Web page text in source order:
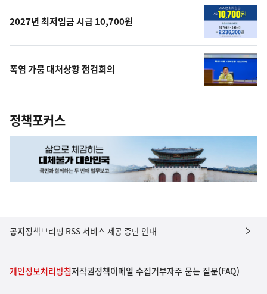
2027년 최저임금 시급 10,700원
폭염 가뭄 대처상황 점검회의
정책포커스
공지정책브리핑 RSS 서비스 제공 중단 안내
개인정보처리방침저작권정책이메일 수집거부자주 묻는 질문(FAQ)